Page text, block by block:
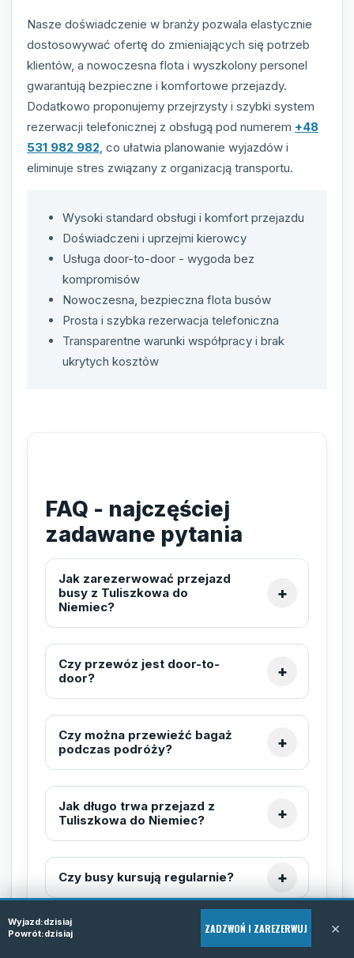
Nasze doświadczenie w branży pozwala elastycznie
dostosowywać ofertę do zmieniających się potrzeb
klientów, a nowoczesna flota i wyszkolony personel
gwarantują bezpieczne i komfortowe przejazdy.
Dodatkowo proponujemy przejrzysty i szybki system
rezerwacji telefonicznej z obsługą pod numerem +48
531 982 982 , co ułatwia planowanie wyjazdów i
eliminuje stres związany z organizacją transportu.
Wysoki standard obsługi i komfort przejazdu
Doświadczeni i uprzejmi kierowcy
Usługa door-to-door - wygoda bez
kompromisów
Nowoczesna, bezpieczna flota busów
Prosta i szybka rezerwacja telefoniczna
Transparentne warunki współpracy i brak
ukrytych kosztów
FAQ - najczęściej
zadawane pytania
Jak zarezerwować przejazd
busy z Tuliszkowa do
Niemiec?
Czy przewóz jest door-to-
door?
Czy można przewieźć bagaż
podczas podróży?
Jak długo trwa przejazd z
Tuliszkowa do Niemiec?
Czy busy kursują regularnie?
Czy przewoźnik posiada
ubezpieczenie pasażerów?
Wyjazd:dzisiaj
Powrót:dzisiaj ZADZWOŃ I ZAREZERWUJ ×